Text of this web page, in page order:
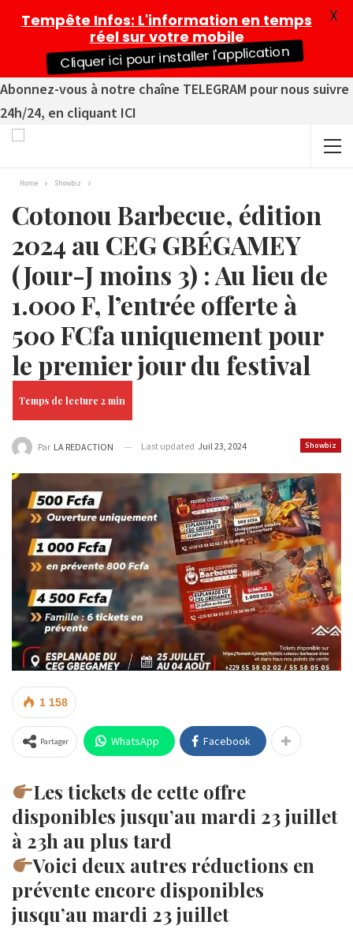
Abonnez-vous à notre chaîne TELEGRAM pour nous suivre
24h/24, en cliquant ICI
Home Showbiz
Cotonou Barbecue, édition
2024 au CEG GBÉGAMEY
(Jour-J moins 3) : Au lieu de
1.000 F, l’entrée offerte à
500 FCfa uniquement pour
le premier jour du festival
Showbiz
Par LA REDACTION Last updated Juil 23, 2024
1 158
Partager WhatsApp Facebook
Les tickets de cette offre
disponibles jusqu’au mardi 23 juillet
à 23h au plus tard
Voici deux autres réductions en
prévente encore disponibles
jusqu’au mardi 23 juillet
Tempête Infos: L'information en temps
réel sur votre mobile
Cliquer ici pour installer l'application
X